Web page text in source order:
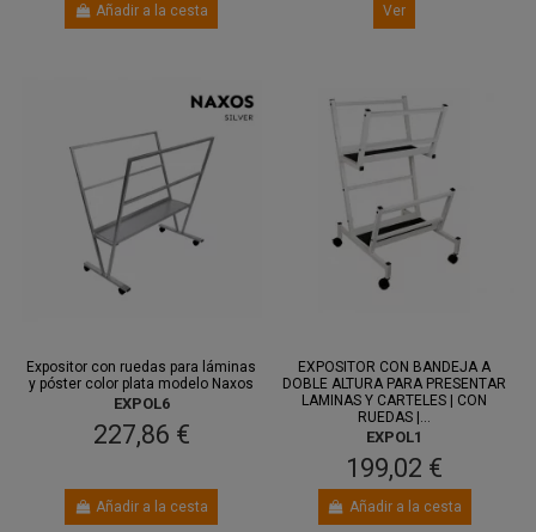
Añadir a la cesta Ver
Expositor con ruedas para láminas
y póster color plata modelo Naxos
EXPOL6
227,86 €
Añadir a la cesta
EXPOSITOR CON BANDEJA A
DOBLE ALTURA PARA PRESENTAR
LAMINAS Y CARTELES | CON
RUEDAS |...
EXPOL1
199,02 €
Añadir a la cesta